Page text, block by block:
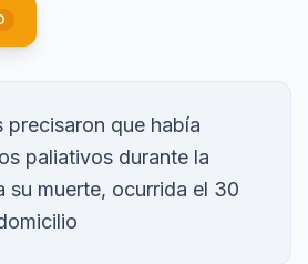
precisaron que había
paliativos durante la
su muerte, ocurrida el 30